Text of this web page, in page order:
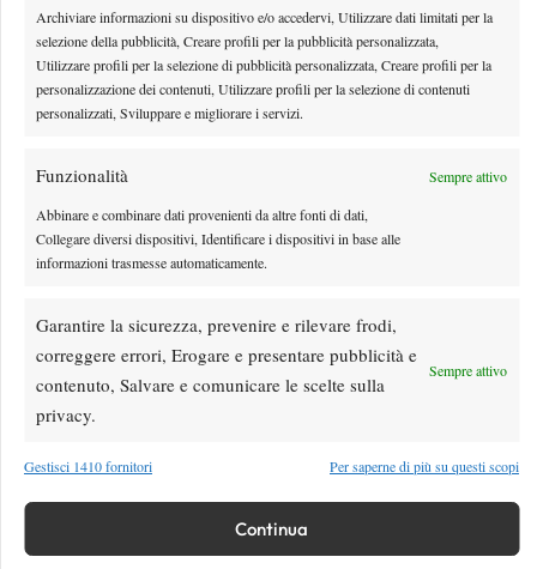
Archiviare informazioni su dispositivo e/o accedervi, Utilizzare dati limitati per la
selezione della pubblicità, Creare profili per la pubblicità personalizzata,
Utilizzare profili per la selezione di pubblicità personalizzata, Creare profili per la
personalizzazione dei contenuti, Utilizzare profili per la selezione di contenuti
personalizzati, Sviluppare e migliorare i servizi.
Funzionalità Sempre attivo
Abbinare e combinare dati provenienti da altre fonti di dati,
Collegare diversi dispositivi, Identificare i dispositivi in base alle
informazioni trasmesse automaticamente.
Garantire la sicurezza, prevenire e rilevare frodi,
correggere errori, Erogare e presentare pubblicità e
contenuto, Salvare e comunicare le scelte sulla
privacy.
Sempre attivo
Gestisci 1410 fornitori Per saperne di più su questi scopi
Continua
Nadal si stringe a Messi: il messaggio del campione
La scomparsa di Jorge Messi ha scosso profondamente Lionel Messi e il mondo
Matteo Cubadda